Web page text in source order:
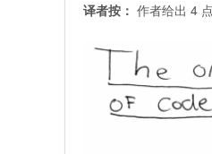
译者按： 作者给出 4